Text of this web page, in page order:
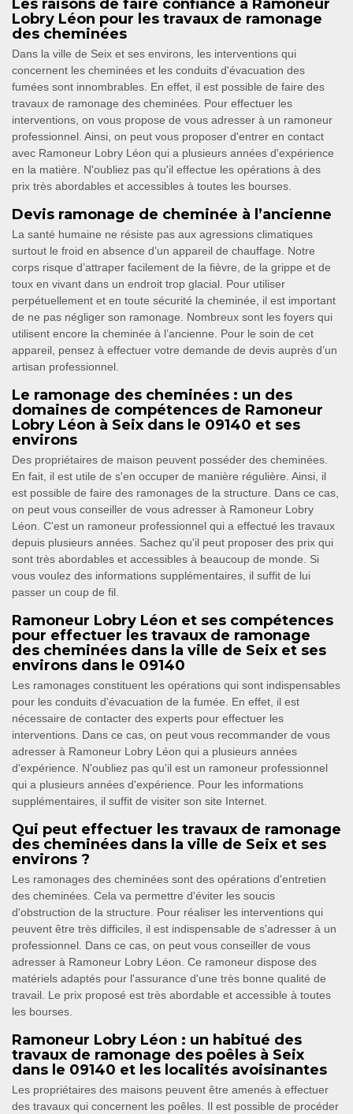
Les raisons de faire confiance à Ramoneur
Lobry Léon pour les travaux de ramonage
des cheminées
Dans la ville de Seix et ses environs, les interventions qui
concernent les cheminées et les conduits d'évacuation des
fumées sont innombrables. En effet, il est possible de faire des
travaux de ramonage des cheminées. Pour effectuer les
interventions, on vous propose de vous adresser à un ramoneur
professionnel. Ainsi, on peut vous proposer d'entrer en contact
avec Ramoneur Lobry Léon qui a plusieurs années d'expérience
en la matière. N'oubliez pas qu'il effectue les opérations à des
prix très abordables et accessibles à toutes les bourses.
Devis ramonage de cheminée à l’ancienne
La santé humaine ne résiste pas aux agressions climatiques
surtout le froid en absence d’un appareil de chauffage. Notre
corps risque d’attraper facilement de la fièvre, de la grippe et de
toux en vivant dans un endroit trop glacial. Pour utiliser
perpétuellement et en toute sécurité la cheminée, il est important
de ne pas négliger son ramonage. Nombreux sont les foyers qui
utilisent encore la cheminée à l’ancienne. Pour le soin de cet
appareil, pensez à effectuer votre demande de devis auprès d’un
artisan professionnel.
Le ramonage des cheminées : un des
domaines de compétences de Ramoneur
Lobry Léon à Seix dans le 09140 et ses
environs
Des propriétaires de maison peuvent posséder des cheminées.
En fait, il est utile de s'en occuper de manière régulière. Ainsi, il
est possible de faire des ramonages de la structure. Dans ce cas,
on peut vous conseiller de vous adresser à Ramoneur Lobry
Léon. C'est un ramoneur professionnel qui a effectué les travaux
depuis plusieurs années. Sachez qu'il peut proposer des prix qui
sont très abordables et accessibles à beaucoup de monde. Si
vous voulez des informations supplémentaires, il suffit de lui
passer un coup de fil.
Ramoneur Lobry Léon et ses compétences
pour effectuer les travaux de ramonage
des cheminées dans la ville de Seix et ses
environs dans le 09140
Les ramonages constituent les opérations qui sont indispensables
pour les conduits d'évacuation de la fumée. En effet, il est
nécessaire de contacter des experts pour effectuer les
interventions. Dans ce cas, on peut vous recommander de vous
adresser à Ramoneur Lobry Léon qui a plusieurs années
d'expérience. N'oubliez pas qu'il est un ramoneur professionnel
qui a plusieurs années d'expérience. Pour les informations
supplémentaires, il suffit de visiter son site Internet.
Qui peut effectuer les travaux de ramonage
des cheminées dans la ville de Seix et ses
environs ?
Les ramonages des cheminées sont des opérations d'entretien
des cheminées. Cela va permettre d'éviter les soucis
d'obstruction de la structure. Pour réaliser les interventions qui
peuvent être très difficiles, il est indispensable de s'adresser à un
professionnel. Dans ce cas, on peut vous conseiller de vous
adresser à Ramoneur Lobry Léon. Ce ramoneur dispose des
matériels adaptés pour l'assurance d'une très bonne qualité de
travail. Le prix proposé est très abordable et accessible à toutes
les bourses.
Ramoneur Lobry Léon : un habitué des
travaux de ramonage des poêles à Seix
dans le 09140 et les localités avoisinantes
Les propriétaires des maisons peuvent être amenés à effectuer
des travaux qui concernent les poêles. Il est possible de procéder